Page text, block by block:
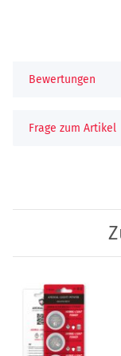
Bewertungen
Frage zum Artikel